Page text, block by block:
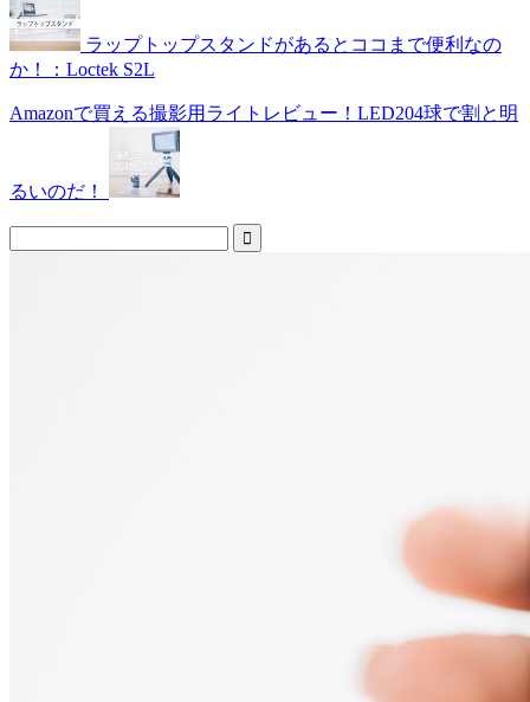
ラップトップスタンドがあるとココまで便利なの
か！：Loctek S2L
Amazonで買える撮影用ライトレビュー！LED204球で割と明
るいのだ！